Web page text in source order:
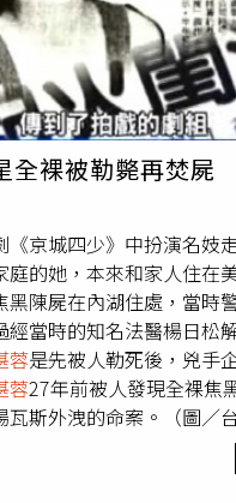
根本是胡扯，只是為了
言。從 湛蓉車上的擺設仍
轉，回到原點思考才驚覺
。事實上，警方當初過濾
死者身上遺留的體液高
家、擔任台陽集團與陽利
，顏當時因背信案遭通緝
列為重大嫌疑人。由於顏
，檢方勢必得傳喚他到案
，這位總經理早已不知去
起案件留下難以解釋的謎
日記上提醒自己「有大劫
後香消玉殞，人生從此停
全裸被勒斃再焚
《京城四少》中扮演名妓
庭的她，本來和家人住在
黑陳屍在內湖住處，當時
經當時的知名法醫楊日松
蓉是先被人勒死後，兇手
蓉27年前被人發現全裸焦
瓦斯外洩的命案。（圖／
大搜索》的報導，
典劇場中飾演女主角，演